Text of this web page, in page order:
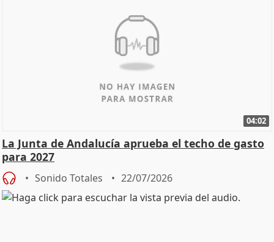
04:02
La Junta de Andalucía aprueba el techo de gasto
para 2027
Sonido Totales 22/07/2026